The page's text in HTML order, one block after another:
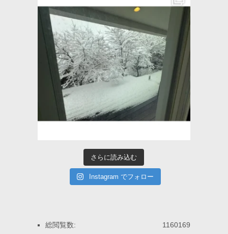
さらに読み込む
Instagram でフォロー
1160169
総閲覧数: